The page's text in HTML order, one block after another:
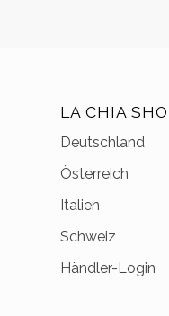
LA CHIA
Deutschland
Österreich
Italien
Schweiz
Händler-Login